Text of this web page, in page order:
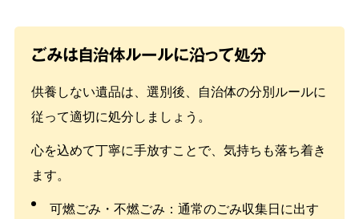
ごみは自治体ルールに沿って処分
供養しない遺品は、選別後、自治体の分別ルールに
従って適切に処分しましょう。
心を込めて丁寧に手放すことで、気持ちも落ち着き
ます。
可燃ごみ・不燃ごみ：通常のごみ収集日に出す